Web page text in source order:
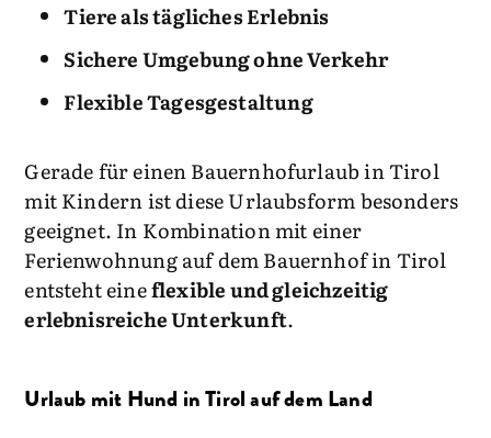
Tiere als tägliches Erlebnis
Sichere Umgebung ohne Verkehr
Flexible Tagesgestaltung
Gerade für einen Bauernhofurlaub in Tirol
mit Kindern ist diese Urlaubsform besonders
geeignet. In Kombination mit einer
Ferienwohnung auf dem Bauernhof in Tirol
entsteht eineflexible und gleichzeitig
erlebnisreiche Unterkunft.
Urlaub mit Hund in Tirol auf dem Land